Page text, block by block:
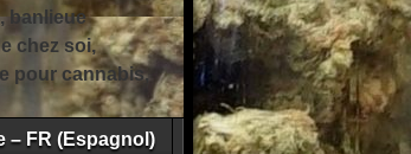
banlieue
chez soi,
pour cannabis,
– FR (Espagnol)